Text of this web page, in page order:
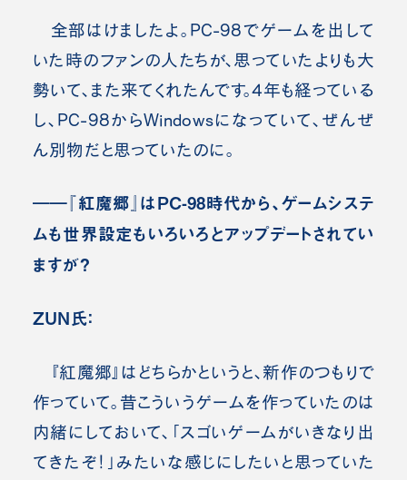
全部はけましたよ。PC-98でゲームを出して
いた時のファンの人たちが、思っていたよりも大
勢いて、また来てくれたんです。4年も経っている
し、PC-98からWindowsになっていて、ぜんぜ
ん別物だと思っていたのに。
――『紅魔郷』はPC-98時代から、ゲームシステ
ムも世界設定もいろいろとアップデートされてい
ますが？
ZUN氏：
『紅魔郷』はどちらかというと、新作のつもりで
作っていて。昔こういうゲームを作っていたのは
内緒にしておいて、「スゴいゲームがいきなり出
てきたぞ！」みたいな感じにしたいと思っていた